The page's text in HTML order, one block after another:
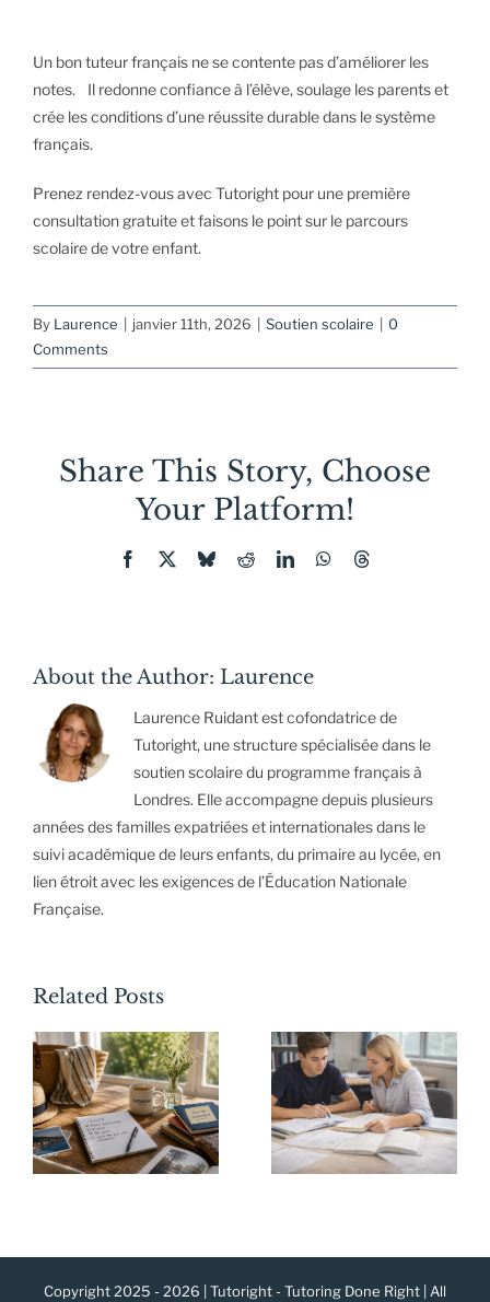
Un bon tuteur français ne se contente pas d’améliorer les
notes. Il redonne confiance à l’élève, soulage les parents et
crée les conditions d’une réussite durable dans le système
français.
Prenez rendez-vous avec Tutoright pour une première
consultation gratuite et faisons le point sur le parcours
scolaire de votre enfant.
By Laurence janvier 11th, 2026 Soutien scolaire
0
Comments
Share This Story, Choose
Your Platform!
Facebook BlueskyRedditLinkedInWhatsApp
About the Author: Laurence
Laurence Ruidant est cofondatrice de
Tutoright, une structure spécialisée dans le
soutien scolaire du programme français à
Londres. Elle accompagne depuis plusieurs
années des familles expatriées et internationales dans le
suivi académique de leurs enfants, du primaire au lycée, en
lien étroit avec les exigences de l’Éducation Nationale
Française.
Related Postsou cours
en
groupe :
quelle est
la
meilleure
pour le
pourquoi
l’été est le
meilleur
moment
pour
une
Copyright 2025 - 2026 | Tutoright - Tutoring Done Right | All